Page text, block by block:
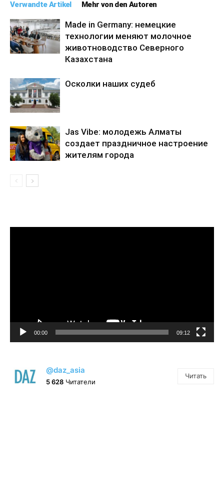
Verwandte Artikel Mehr von den Autoren
Made in Germany: немецкие
технологии меняют молочное
животноводство Северного
Казахстана
Осколки наших судеб
Jas Vibe: молодежь Алматы
создает праздничное настроение
жителям города
00:00 09:12
@daz_asia
5 628 Читатели
Читать